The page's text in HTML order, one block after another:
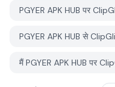
PGYER APK HUB पर